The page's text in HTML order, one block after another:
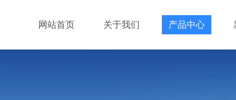
网站首页 关于我们 产品中心